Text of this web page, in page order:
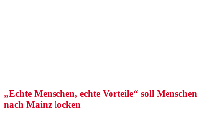
„Echte Menschen, echte Vorteile“ soll Menschen
nach Mainz locken